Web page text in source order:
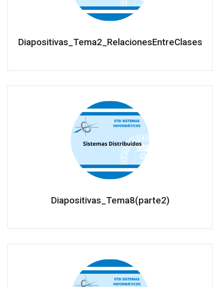
Diapositivas_Tema2_RelacionesEntreClases
Diapositivas_Tema8(parte2)